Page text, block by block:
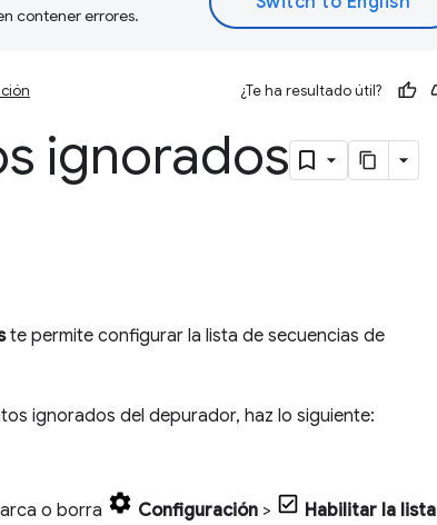
contener errores.
¿Te ha resultado útil?
ignorados
te permite configurar la lista de secuencias de
ignorados del depurador, haz lo siguiente:
o borra Configuración >
Habilitar la lista